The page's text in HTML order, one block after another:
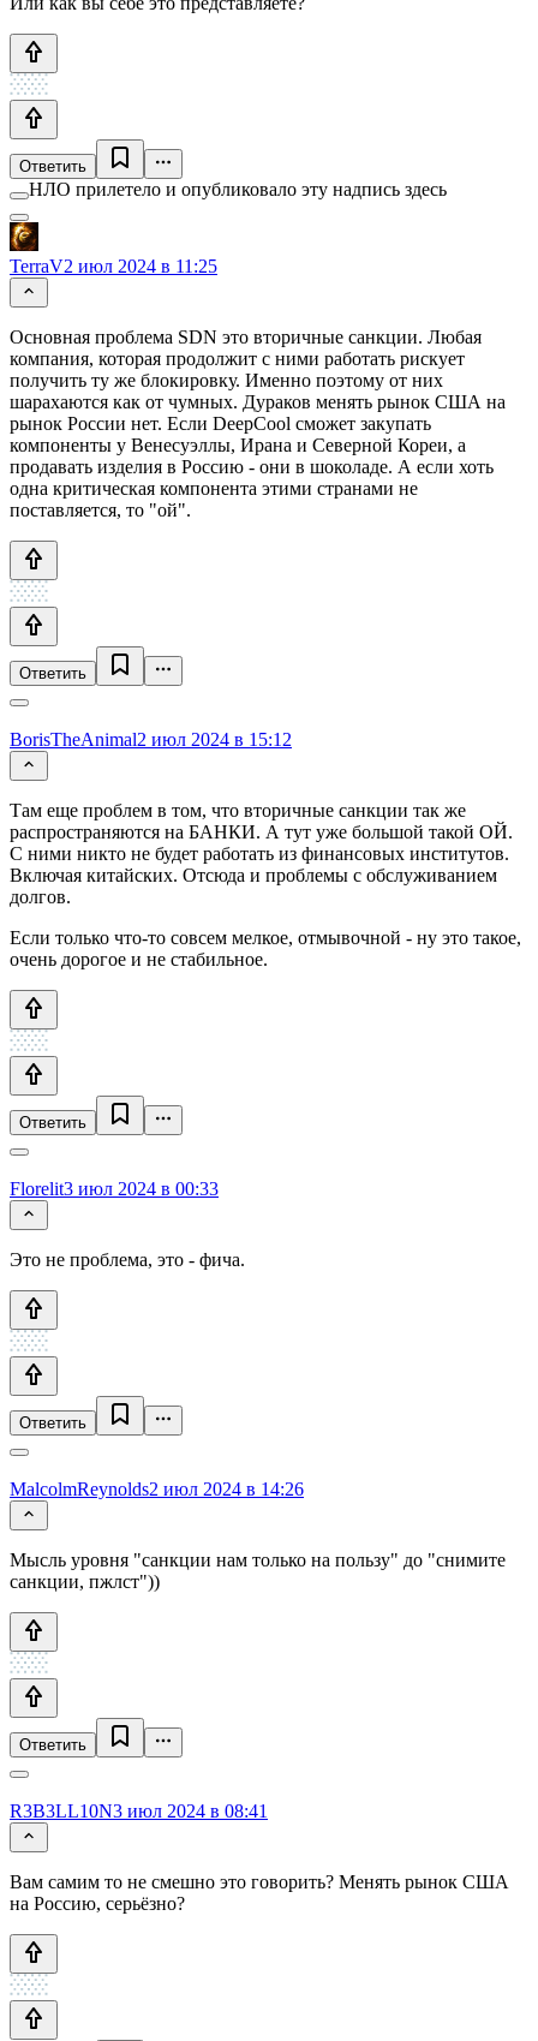
Ответить
НЛО прилетело и опубликовало эту надпись здесь
TerraV2 июл 2024 в 11:25
Основная проблема SDN это вторичные санкции. Любая
компания, которая продолжит с ними работать рискует
получить ту же блокировку. Именно поэтому от них
шарахаются как от чумных. Дураков менять рынок США на
рынок России нет. Если DeepCool сможет закупать
компоненты у Венесуэллы, Ирана и Северной Кореи, а
продавать изделия в Россию - они в шоколаде. А если хоть
одна критическая компонента этими странами не
поставляется, то "ой".
Ответить
BorisTheAnimal2 июл 2024 в 15:12
Там еще проблем в том, что вторичные санкции так же
распространяются на БАНКИ. А тут уже большой такой ОЙ.
С ними никто не будет работать из финансовых институтов.
Включая китайских. Отсюда и проблемы с обслуживанием
долгов.
Если только что-то совсем мелкое, отмывочной - ну это такое,
очень дорогое и не стабильное.
Ответить
Florelit3 июл 2024 в 00:33
Это не проблема, это - фича.
Ответить
MalcolmReynolds2 июл 2024 в 14:26
Мысль уровня "санкции нам только на пользу" до "снимите
санкции, пжлст"))
Ответить
R3B3LL10N3 июл 2024 в 08:41
Вам самим то не смешно это говорить? Менять рынок США
на Россию, серьёзно?